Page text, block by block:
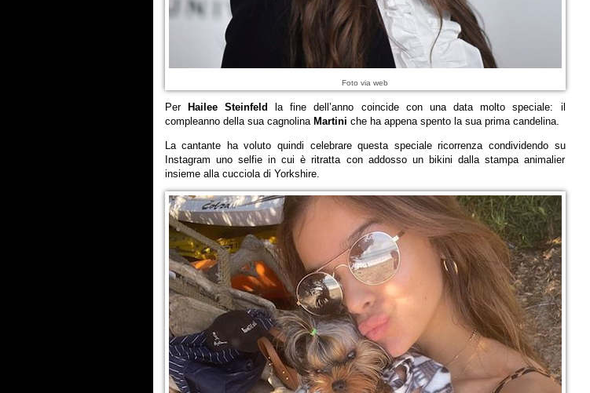
Foto via web
Per Hailee Steinfeld
la fine dell’anno coincide con una data molto speciale: il
compleanno della sua cagnolinaMartini che ha appena spento la sua prima candelina.
La cantante ha voluto quindi celebrare questa speciale ricorrenza condividendo su
Instagram uno selfie in cui è ritratta con addosso un bikini dalla stampa animalier
insieme alla cucciola di Yorkshire.